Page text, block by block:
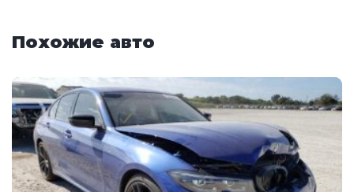
Похожие авто